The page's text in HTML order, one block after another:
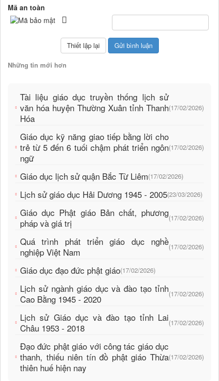
Mã an toàn
Những tin mới hơn
Tài liệu giáo dục truyền thống lịch sử
văn hóa huyện Thường Xuân tỉnh Thanh
Hóa
(17/02/2026)
Giáo dục kỹ năng giao tiếp bằng lời cho
trẻ từ 5 đến 6 tuối chậm phát triển ngôn
ngữ
(17/02/2026)
Giáo dục lịch sử quận Bắc Từ Liêm(17/02/2026)
Lịch sử giáo dục Hải Dương 1945 - 2005(23/03/2026)
Giáo dục Phật giáo Bản chất, phương
pháp và giá trị
(17/02/2026)
Quá trình phát triển giáo dục nghề
nghiệp Việt Nam
(17/02/2026)
Giáo dục đạo đức phật giáo(17/02/2026)
Lịch sử ngành giáo dục và đào tạo tỉnh
Cao Bằng 1945 - 2020
(17/02/2026)
Lịch sử Giáo dục và đào tạo tỉnh Lai
Châu 1953 - 2018
(17/02/2026)
Đạo đức phật giáo với công tác giáo dục
thanh, thiếu niên tín đồ phật giáo Thừa
thiên huế hiện nay
(17/02/2026)